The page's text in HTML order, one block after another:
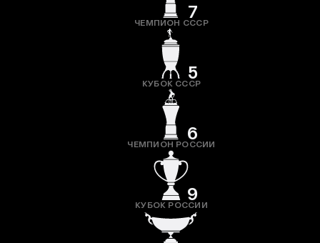
7
ЧЕМПИОН СССР
5
КУБОК СССР
6
ЧЕМПИОН РОССИИ
9
КУБОК РОССИИ